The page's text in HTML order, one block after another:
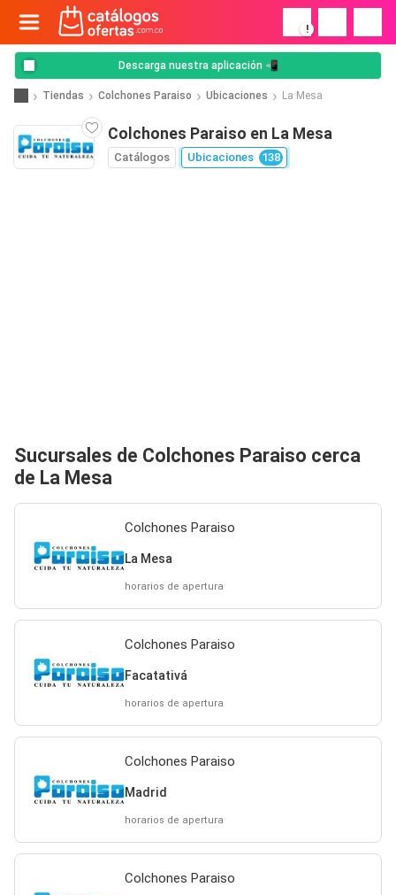
!
Descarga nuestra aplicación 📲
Tiendas Colchones Paraiso Ubicaciones La Mesa
Colchones Paraiso en La Mesa
Catálogos Ubicaciones 138
Sucursales de Colchones Paraiso cerca
de La Mesa
Colchones Paraiso
La Mesa
horarios de apertura
Colchones Paraiso
Facatativá
horarios de apertura
Colchones Paraiso
Madrid
horarios de apertura
Colchones Paraiso